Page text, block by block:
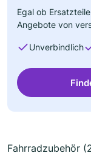
Egal ob
Angebote von
Unverbindlich
Fahrradzubehör